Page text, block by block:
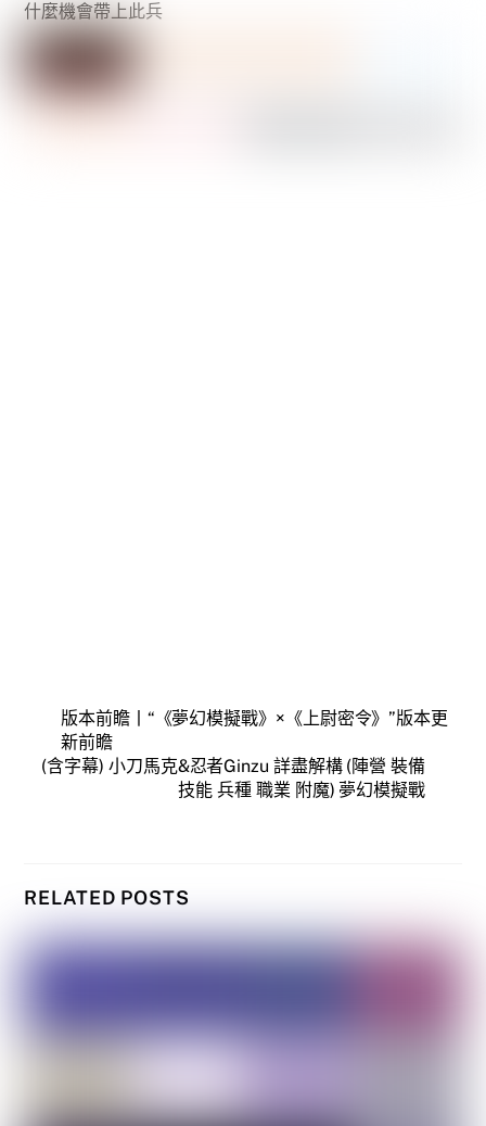
什麼機會帶上此兵
版本前瞻丨“《夢幻模擬戰》×《上尉密令》”版本更
新前瞻
(含字幕) 小刀馬克&忍者Ginzu 詳盡解構 (陣營 裝備
技能 兵種 職業 附魔) 夢幻模擬戰
RELATED POSTS